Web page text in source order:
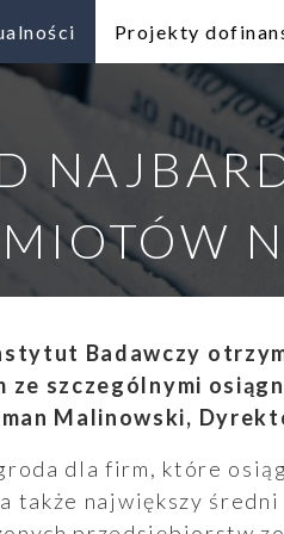
Projekty
Badawczy
szczególnymi
Malinowski,
dla firm, które
także największy